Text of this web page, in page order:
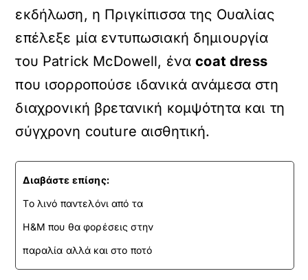
εκδήλωση, η Πριγκίπισσα της Ουαλίας
επέλεξε μία εντυπωσιακή δημιουργία
του Patrick McDowell, έναcoat dress
που ισορροπούσε ιδανικά ανάμεσα στη
διαχρονική βρετανική κομψότητα και τη
σύγχρονη couture αισθητική.
Διαβάστε επίσης:
Το λινό παντελόνι από τα
H&M που θα φορέσεις στην
παραλία αλλά και στο ποτό